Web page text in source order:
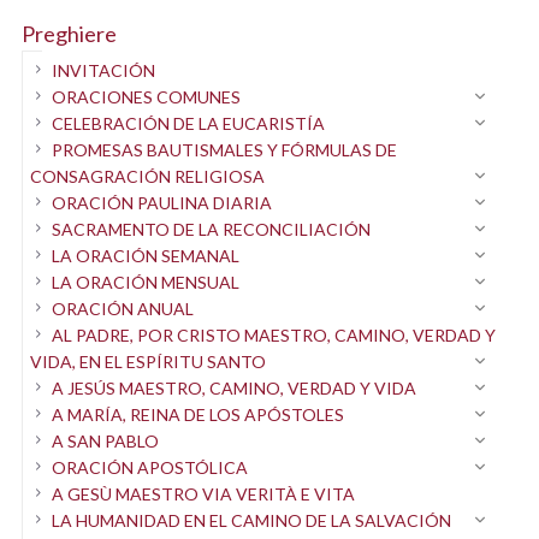
rogad por nosotros.
Todos los Padres apostólicos,
ruega por nosotros.
San Atanasio,
ruega por nosotros.
San Basilio,
ruega por nosotros.
San Jerónimo,
ruega por nosotros.
San Ambrosio,
ruega por nosotros.
San Agustín,
ruega por nosotros.
San Juan Crisóstomo,
ruega por nosotros.
San Gregorio Magno,
ruega por nosotros.
Por tu predicación,
ruega por nosotros.
Por tu cruz y tu pasión,
ruega por nosotros.
Por tu resurrección y ascensión,
ruega por nosotros.
Por el envío del Espíritu Santo,
ruega por nosotros.
Por la infalibilidad
e indefectibilidad de la Iglesia,
ruega por nosotros.
Para que haya un solo rebaño
y un solo Pastor,
ruega por nosotros.
Preghiere
INVITACIÓN
ORACIONES COMUNES
CELEBRACIÓN DE LA EUCARISTÍA
PROMESAS BAUTISMALES Y FÓRMULAS DE
CONSAGRACIÓN RELIGIOSA
ORACIÓN PAULINA DIARIA
SACRAMENTO DE LA RECONCILIACIÓN
LA ORACIÓN SEMANAL
LA ORACIÓN MENSUAL
ORACIÓN ANUAL
AL PADRE, POR CRISTO MAESTRO, CAMINO, VERDAD Y
VIDA, EN EL ESPÍRITU SANTO
A JESÚS MAESTRO, CAMINO, VERDAD Y VIDA
A MARÍA, REINA DE LOS APÓSTOLES
A SAN PABLO
ORACIÓN APOSTÓLICA
A GESÙ MAESTRO VIA VERITÀ E VITA
LA HUMANIDAD EN EL CAMINO DE LA SALVACIÓN